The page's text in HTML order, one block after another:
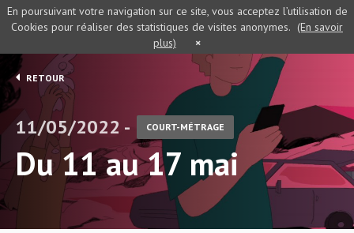
RETOUR
11/05/2022 - COURT-MÉTRAGE
Du 11 au 17 mai
En poursuivant votre navigation sur ce site, vous acceptez l’utilisation de
Cookies pour réaliser des statistiques de visites anonymes. (En savoir
plus)
×